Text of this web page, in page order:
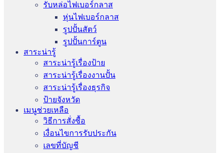
รับหล่อไฟเบอร์กลาส
หุ่นไฟเบอร์กลาส
รูปปั้นสัตว์
รูปปั้นการ์ตูน
สาระน่ารู้
สาระน่ารู้เรื่องป้าย
สาระน่ารู้เรื่องงานปั้น
สาระน่ารู้เรื่องธุรกิจ
ป้ายจังหวัด
เมนูช่วยเหลือ
วิธีการสั่งซื้อ
เงื่อนไขการรับประกัน
เลขที่บัญชี